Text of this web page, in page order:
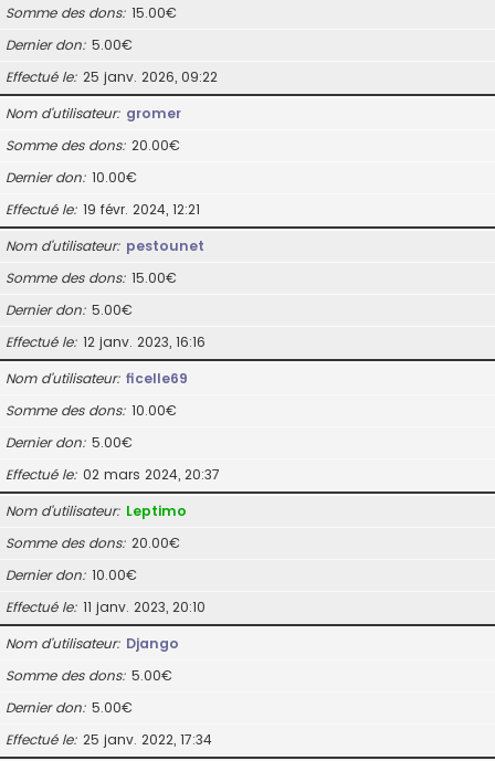
Somme des dons 15.00€
Dernier don 5.00€
Effectué le 25 janv. 2026, 09:22
Nom d’utilisateur gromer
Somme des dons 20.00€
Dernier don 10.00€
Effectué le 19 févr. 2024, 12:21
Nom d’utilisateur pestounet
Somme des dons 15.00€
Dernier don 5.00€
Effectué le 12 janv. 2023, 16:16
Nom d’utilisateur ficelle69
Somme des dons 10.00€
Dernier don 5.00€
Effectué le 02 mars 2024, 20:37
Nom d’utilisateur Leptimo
Somme des dons 20.00€
Dernier don 10.00€
Effectué le 11 janv. 2023, 20:10
Nom d’utilisateur Django
Somme des dons 5.00€
Dernier don 5.00€
Effectué le 25 janv. 2022, 17:34